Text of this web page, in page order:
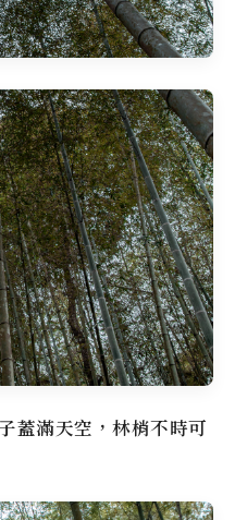
蓋滿天空，林梢不時可